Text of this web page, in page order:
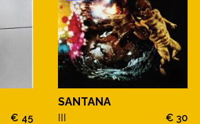
€ 45
SANTANA
III € 30